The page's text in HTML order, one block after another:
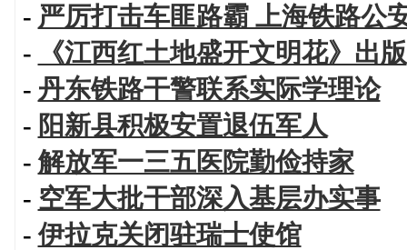
- 严厉打击车匪路霸 上海铁路公
-
《江西红土地盛开文明花》出版
- 丹东铁路干警联系实际学理论
- 阳新县积极安置退伍军人
- 解放军一三五医院勤俭持家
- 空军大批干部深入基层办实事
-伊拉克关闭驻瑞士使馆